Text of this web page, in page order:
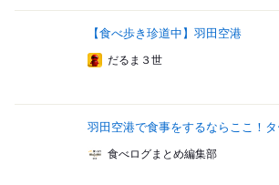
【食べ歩き珍道中】羽田空港
だるま３世
羽田空港で食事をするならここ！
食べログまとめ編集部